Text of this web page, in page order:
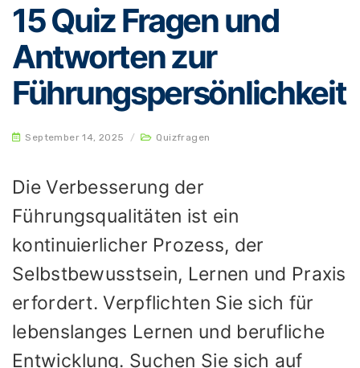
15 Quiz Fragen und
Antworten zur
Führungspersönlichkeit
September 14, 2025 / Quizfragen
Die Verbesserung der
Führungsqualitäten ist ein
kontinuierlicher Prozess, der
Selbstbewusstsein, Lernen und Praxis
erfordert. Verpflichten Sie sich für
lebenslanges Lernen und berufliche
Entwicklung. Suchen Sie sich auf